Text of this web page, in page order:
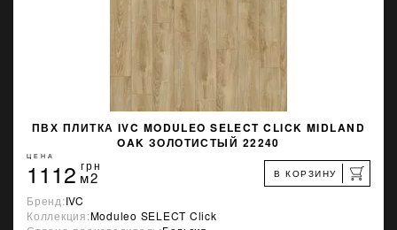
ПВХ ПЛИТКА IVC MODULEO SELECT CLICK MIDLAND
OAK ЗОЛОТИСТЫЙ 22240
ЦЕНА
1112 грн
м2 В КОРЗИНУ
Бренд:IVC
Коллекция:Moduleo SELECT Click